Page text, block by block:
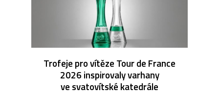
Trofeje pro vítěze Tour de France
2026 inspirovaly varhany
ve svatovítské katedrále